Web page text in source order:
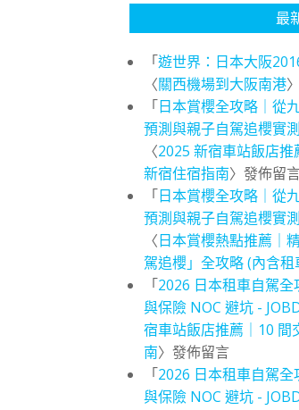
最
「遊世界：日本大阪
〈關西機場到大阪南港
「日本賞櫻全攻略｜從
預測與親子自駕追櫻實
〈2025 新宿車站飯店
新宿住宿指南〉發佈留
「日本賞櫻全攻略｜從
預測與親子自駕追櫻實
〈日本賞櫻熱點推薦｜
駕追櫻」全攻略 (內含
「2026 日本租車自駕
與保險 NOC 避坑 -
宿車站飯店推薦｜10 間
南〉發佈留言
「2026 日本租車自駕
與保險 NOC 避坑 -